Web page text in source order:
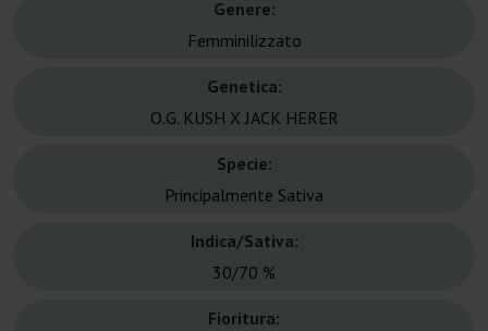
Genere:
Femminilizzato
Genetica:
O.G. KUSH X JACK HERER
Specie:
Principalmente Sativa
Indica/Sativa:
30/70 %
Fioritura: